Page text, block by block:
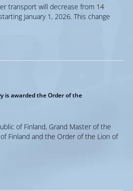
transport will decrease from 14
January 1, 2026. This change
is awarded the Order of the
of Finland, Grand Master of the
Finland and the Order of the Lion of